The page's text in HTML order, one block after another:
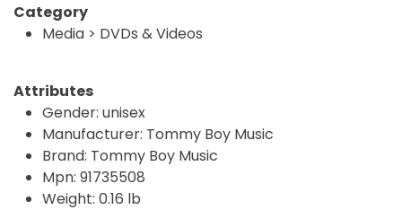
Category
Media > DVDs & Videos
Attributes
Gender: unisex
Manufacturer: Tommy Boy Music
Brand: Tommy Boy Music
Mpn: 91735508
Weight: 0.16 lb